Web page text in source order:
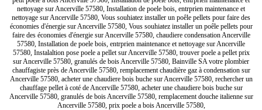
nettoyage sur Ancerville 57580, Installation de poele bois, entrprien maintenance et
nettoyage sur Ancerville 57580, Vous souhiatez installer un poêle pellets pour faire des
économies d'énergie sur Ancerville 57580, Vous souhiatez installer un poêle pellets pour
faire des économies d'énergie sur Ancerville 57580, chaudiere condensation Ancerville
57580, Installation de poele bois, entrprien maintenance et nettoyage sur Ancerville
57580, Instalaltion pose poele a pellet sur Ancerville 57580, trouver poele a pellet prix
sur Ancerville 57580, granulés de bois Ancerville 57580, Bainville SA votre plombier
chauffagiste près de Ancerville 57580, remplacement chaudière gaz à condensation sur
Ancerville 57580, acheter une chaudiere bois buche sur Ancerville 57580, rechercher un
chauffage pellet à coté de Ancerville 57580, acheter une chaudiere bois buche sur
Ancerville 57580, granulés de bois Ancerville 57580, remplacement douche italienne sur
Ancerville 57580, prix poele a bois Ancerville 57580,